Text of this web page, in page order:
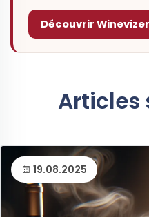
Découvrir Winevizer
Articles
19.08.2025